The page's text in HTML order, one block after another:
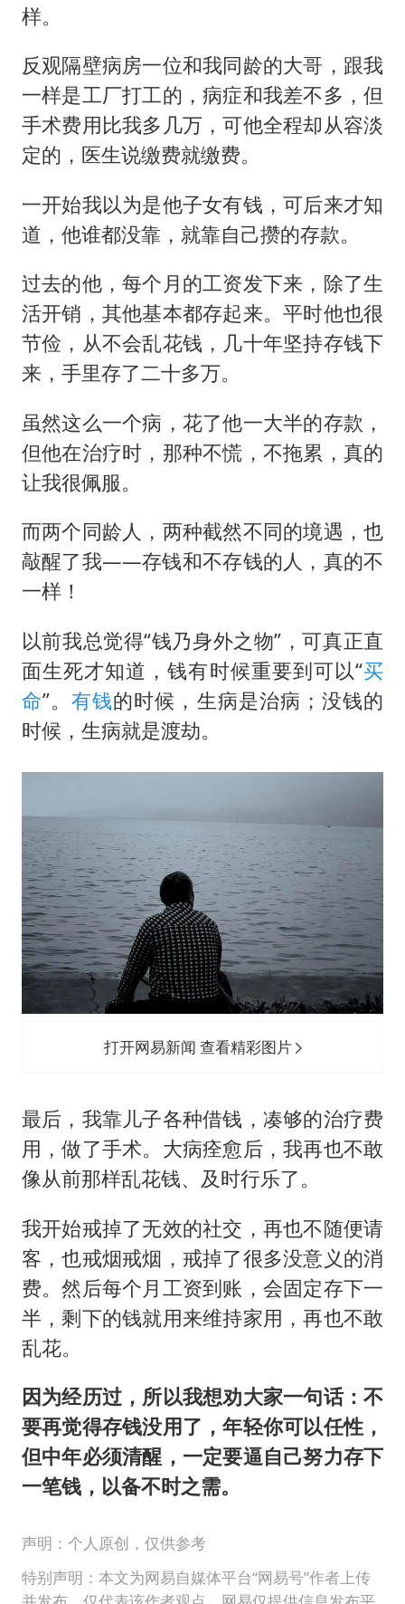
样。
反观隔壁病房一位和我同龄的大哥，跟我
一样是工厂打工的，病症和我差不多，但
手术费用比我多几万，可他全程却从容淡
定的，医生说缴费就缴费。
一开始我以为是他子女有钱，可后来才知
道，他谁都没靠，就靠自己攒的存款。
过去的他，每个月的工资发下来，除了生
活开销，其他基本都存起来。平时他也很
节俭，从不会乱花钱，几十年坚持存钱下
来，手里存了二十多万。
虽然这么一个病，花了他一大半的存款，
但他在治疗时，那种不慌，不拖累，真的
让我很佩服。
而两个同龄人，两种截然不同的境遇，也
敲醒了我——存钱和不存钱的人，真的不
一样！
以前我总觉得“钱乃身外之物”，可真正直
面生死才知道，钱有时候重要到可以“买
命”。有钱的时候，生病是治病；没钱的
时候，生病就是渡劫。
打开网易新闻 查看精彩图片
最后，我靠儿子各种借钱，凑够的治疗费
用，做了手术。大病痊愈后，我再也不敢
像从前那样乱花钱、及时行乐了。
我开始戒掉了无效的社交，再也不随便请
客，也戒烟戒烟，戒掉了很多没意义的消
费。然后每个月工资到账，会固定存下一
半，剩下的钱就用来维持家用，再也不敢
乱花。
因为经历过，所以我想劝大家一句话：不
要再觉得存钱没用了，年轻你可以任性，
但中年必须清醒，一定要逼自己努力存下
一笔钱，以备不时之需。
声明：个人原创，仅供参考
特别声明：本文为网易自媒体平台“网易号”作者上传